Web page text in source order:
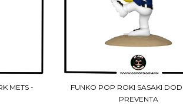
METS -
FUNKO POP ROKI SASAKI
PREVENTA